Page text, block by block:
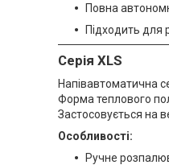
Повна
Підходить для
Серія XLS
Напівавтоматична
Форма теплового
Застосовується на
Особливості:
Ручне